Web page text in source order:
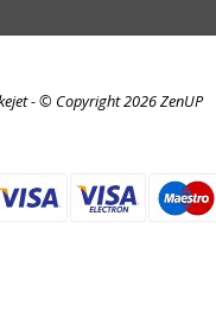
- © Copyright 2026 ZenUP